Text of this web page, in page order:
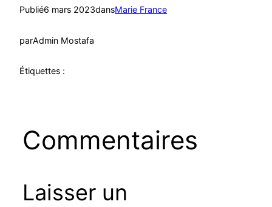
Publié6 mars 2023dansMarie France
parAdmin Mostafa
Étiquettes :
Commentaires
Laisser un